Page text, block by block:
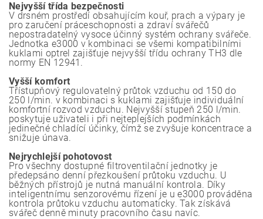
Nejvyšší třída bezpečnosti
V drsném prostředí obsahujícím kouř, prach a výpary je
pro zaručení práceschopnosti a zdraví svářečů
nepostradatelný vysoce účinný systém ochrany svářeče.
Jednotka e3000 v kombinaci se všemi kompatibilními
kuklami optrel zajišťuje nejvyšší třídu ochrany TH3 dle
normy EN 12941.
Vyšší komfort
Třístupňový regulovatelný průtok vzduchu od 150 do
250 l/min. v kombinaci s kuklami zajišťuje individuální
komfortní rozvod vzduchu. Nejvyšší stupeň 250 l/min.
poskytuje uživateli i při nejteplejších podmínkách
jedinečné chladící účinky, čímž se zvyšuje koncentrace a
snižuje únava.
Nejrychlejší pohotovost
Pro všechny dostupné filtroventilační jednotky je
předepsáno denní přezkoušení průtoku vzduchu. U
běžných přístrojů je nutná manuální kontrola. Díky
inteligentnímu senzorovému řízení je u e3000 prováděna
kontrola průtoku vzduchu automaticky. Tak získává
svářeč denně minuty pracovního času navíc.